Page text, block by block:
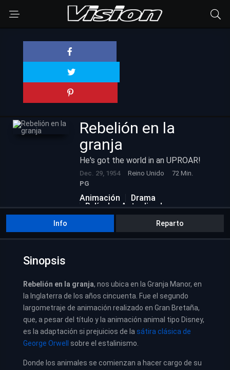
Rebelión en la
granja
He's got the world in an UPROAR!
Dec. 29, 1954 Reino Unido
72 Min.
PG
Animación
Drama
Películas Actualizadas
Info Reparto
Sinopsis
Rebelión en la granja, nos ubica en la Granja Manor, en
la Inglaterra de los años cincuenta. Fue el segundo
largometraje de animación realizado en Gran Bretaña,
que, a pesar del título y la animación animal tipo Disney,
es la adaptación si prejuicios de la sátira clásica de
George Orwell
sobre el estalinismo.
Donde los animales se comienzan a hacer cargo de su